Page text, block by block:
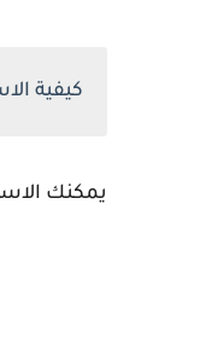
كيفية
يمكنك